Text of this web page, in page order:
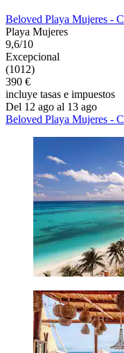
Beloved Playa Mujeres -
Playa Mujeres
9,6/10
Excepcional
(1012)
390 €
incluye tasas e impuestos
Del 12 ago al 13 ago
Beloved Playa Mujeres -